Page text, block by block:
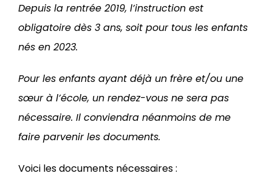
Depuis la rentrée 2019, l’instruction est
obligatoire dès 3 ans, soit pour tous les enfants
nés en 2023.
Pour les enfants ayant déjà un frère et/ou une
sœur à l’école, un rendez-vous ne sera pas
nécessaire. Il conviendra néanmoins de me
faire parvenir les documents.
Voici les documents nécessaires :